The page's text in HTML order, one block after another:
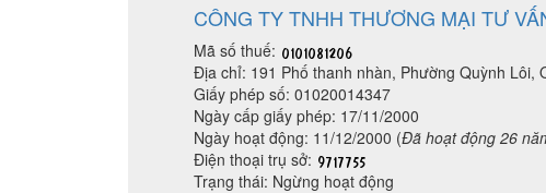
CÔNG TY TNHH THƯƠNG MẠI TƯ
Mã số thuế:
Địa chỉ: 191 Phố thanh nhàn, Phường Quỳnh Lôi,
Giấy phép số: 01020014347
Ngày cấp giấy phép: 17/11/2000
Ngày hoạt động: 11/12/2000 (Đã hoạt động 26
Điện thoại trụ sở:
Trạng thái: Ngừng hoạt động